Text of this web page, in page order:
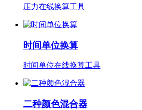
压力在线换算工具
时间单位换算
时间单位在线换算工具
二种颜色混合器